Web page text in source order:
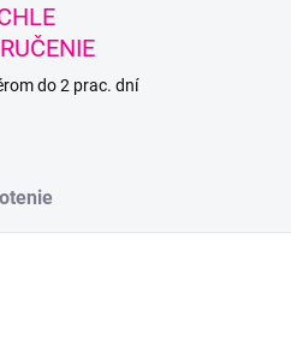
do 2 prac. dní